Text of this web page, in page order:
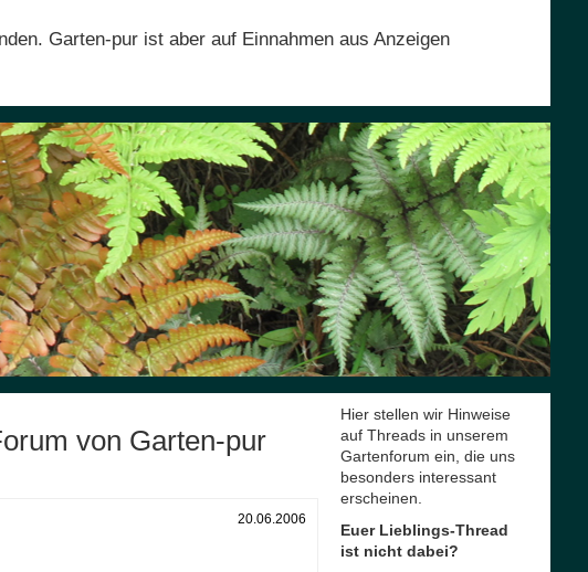
Garten-pur ist aber auf Einnahmen aus Anzeigen
von Garten-pur
20.06.2006
Hier stellen wir Hinweise
auf Threads in unserem
Gartenforum ein, die uns
besonders interessant
erscheinen.
Euer Lieblings-Thread
ist nicht dabei?